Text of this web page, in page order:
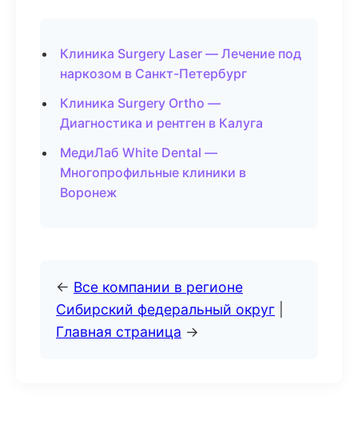
Клиника Surgery Laser — Лечение под
наркозом в Санкт-Петербург
Клиника Surgery Ortho —
Диагностика и рентген в Калуга
МедиЛаб White Dental —
Многопрофильные клиники в
Воронеж
← Все компании в регионе
Сибирский федеральный округ
Главная страница →